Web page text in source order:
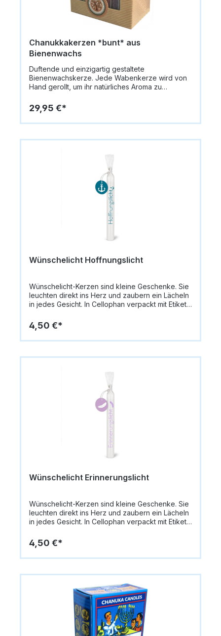
Chanukkakerzen *bunt* aus
Bienenwachs
Duftende und einzigartig gestaltete
Bienenwachskerze. Jede Wabenkerze wird von
Hand gerollt, um ihr natürliches Aroma zu
Durchmesser: ca. 9 mm Länge: ca. 10 cm
29,95 €*
Wünschelicht Hoffnungslicht
Wünschelicht-Kerzen sind kleine Geschenke. Sie
leuchten direkt ins Herz und zaubern ein Lächeln
in jedes Gesicht. In Cellophan verpackt mit Etikett
Beschriftung.Größe: 20 cm x 2,2 cm Gewicht: 68
4,50 €*
Wünschelicht Erinnerungslicht
Wünschelicht-Kerzen sind kleine Geschenke. Sie
leuchten direkt ins Herz und zaubern ein Lächeln
in jedes Gesicht. In Cellophan verpackt mit Etikett
Beschriftung.Größe: 20 cm x 2,2 cm Gewicht: 68
Gramm Material: Paraffin
4,50 €*